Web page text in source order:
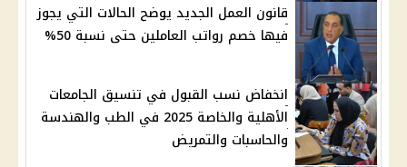
قانون العمل الجديد يوضح الحالات التي يجوز
فيها خصم رواتب العاملين حتى نسبة 50%
انخفاض نسب القبول في تنسيق الجامعات
الأهلية والخاصة 2025 في الطب والهندسة
والحاسبات والتمريض